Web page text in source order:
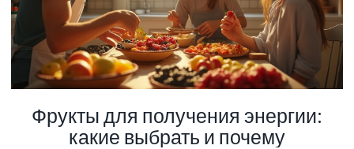
Фрукты для получения энергии:
какие выбрать и почему